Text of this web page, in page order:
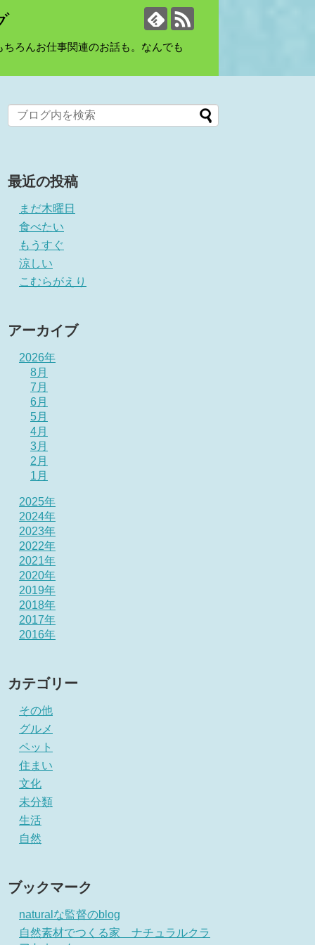
ろんお仕事関連のお話も。なんでも
最近の投稿
まだ木曜日
食べたい
もうすぐ
涼しい
こむらがえり
アーカイブ
2026年
8月
7月
6月
5月
4月
3月
2月
1月
2025年
2024年
2023年
2022年
2021年
2020年
2019年
2018年
2017年
2016年
カテゴリー
その他
グルメ
ペット
住まい
文化
未分類
生活
自然
ブックマーク
naturalな監督のblog
自然素材でつくる家 ナチュラルクラ